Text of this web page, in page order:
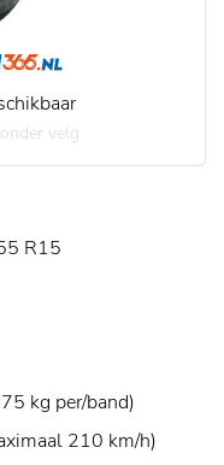
velg
R15
kg per/band)
210 km/h)